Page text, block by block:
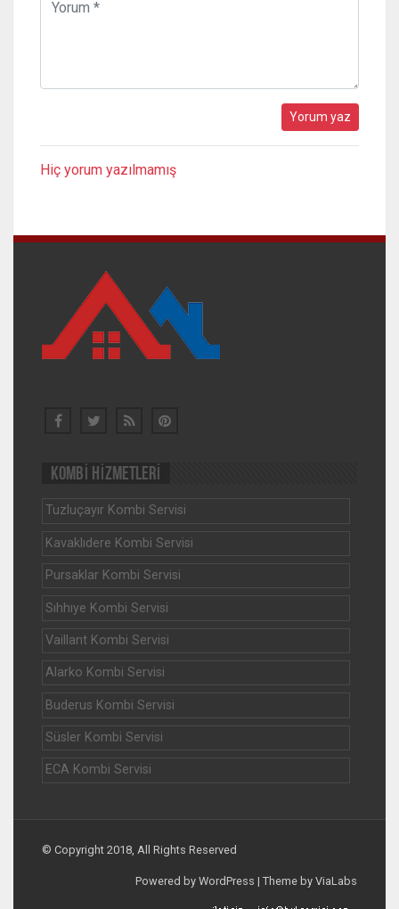
Hiç yorum yazılmamış
KOMBİ HİZMETLERİ
Tuzluçayır Kombi Servisi
Kavaklıdere Kombi Servisi
Pursaklar Kombi Servisi
Sıhhıye Kombi Servisi
Vaillant Kombi Servisi
Alarko Kombi Servisi
Buderus Kombi Servisi
Süsler Kombi Servisi
ECA Kombi Servisi
© Copyright 2018, All Rights Reserved
Powered by WordPress | Theme by ViaLabs